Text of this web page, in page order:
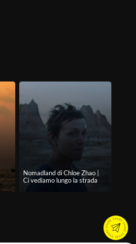
Nomadland di Chloe Zhao |
Ci vediamo lungo la strada